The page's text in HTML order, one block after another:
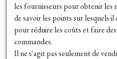
les fournisseurs pour obtenir
de savoir les points sur lesquels
pour réduire les coûts et faire
commandes.
Il ne s'agit pas seulement de